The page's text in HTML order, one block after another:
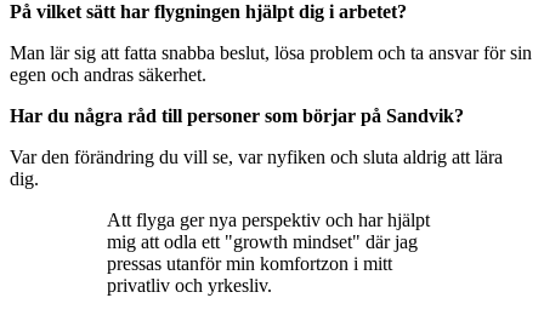
På vilket sätt har flygningen hjälpt dig i arbetet?
Man lär sig att fatta snabba beslut, lösa problem och ta ansvar för sin
egen och andras säkerhet.
Har du några råd till personer som börjar på Sandvik?
Var den förändring du vill se, var nyfiken och sluta aldrig att lära
dig.
Att flyga ger nya perspektiv och har hjälpt
mig att odla ett "growth mindset" där jag
pressas utanför min komfortzon i mitt
privatliv och yrkesliv.